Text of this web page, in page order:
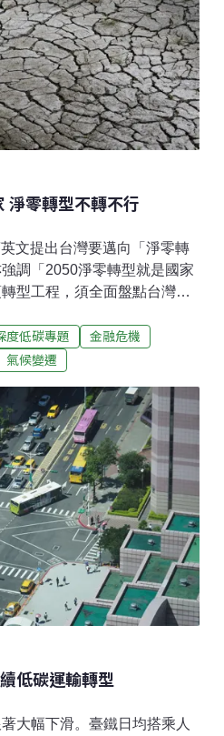
名。
淨零轉型不轉不行
文提出台灣要邁向「淨零轉
調「2050淨零轉型就是國家
型工程，須全面盤點台灣面
表《台灣氣候風險與機會》
、「經濟與轉型風險」與
治理路徑。國際報告將台灣
候風險在國際評比中明顯高
氣候災害對各地區造成的財
台灣長期氣候風險排名為全
41）、日本（57）與韓國
氣候風險數據公司報告指
資源壓力人口占四成，許多
灣受颱風、海平面上升、洪
高風險國家。中國水風險組
度低碳專題
金融危機
氣候變遷
低碳運輸轉型
大幅下滑。臺鐵日均搭乘人